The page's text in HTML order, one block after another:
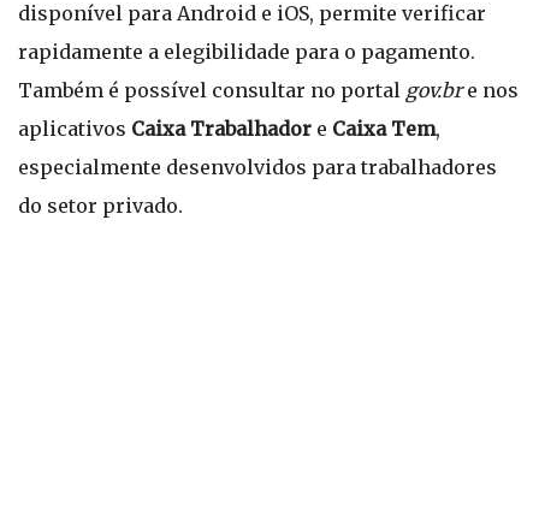
disponível para Android e iOS, permite verificar
rapidamente a elegibilidade para o pagamento.
Também é possível consultar no portal gov.bre nos
aplicativos Caixa Trabalhador e Caixa Tem,
especialmente desenvolvidos para trabalhadores
do setor privado.